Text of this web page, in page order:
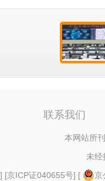
联系我们
本网站所
未经
] [京ICP证040655号] [
京